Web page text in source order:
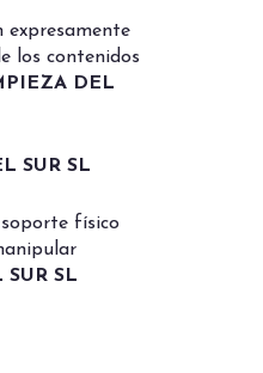
expresamente
los contenidos
DEL
SUR SL
físico
SL